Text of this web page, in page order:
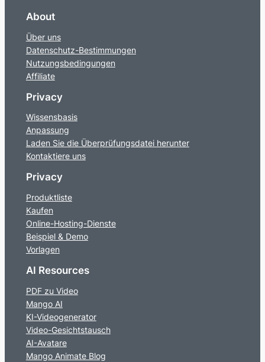
About
Über uns
Datenschutz-Bestimmungen
Nutzungsbedingungen
Affiliate
Privacy
Wissensbasis
Anpassung
Laden Sie die Überprüfungsdatei herunter
Kontaktiere uns
Privacy
Produktliste
Kaufen
Online-Hosting-Dienste
Beispiel & Demo
Vorlagen
AI Resources
PDF zu Video
Mango AI
KI-Videogenerator
Video-Gesichtstausch
AI-Avatare
Mango Animate Blog